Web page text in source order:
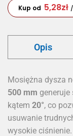
Kup od 5,28zł
Opis
Mosiężna dysza
500 mm
kątem 20°, co
usuwanie
wysokie